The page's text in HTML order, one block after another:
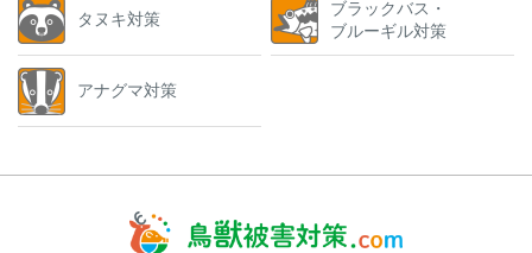
タヌキ対策
アナグマ対策
ブラックバス・
ブルーギル対策